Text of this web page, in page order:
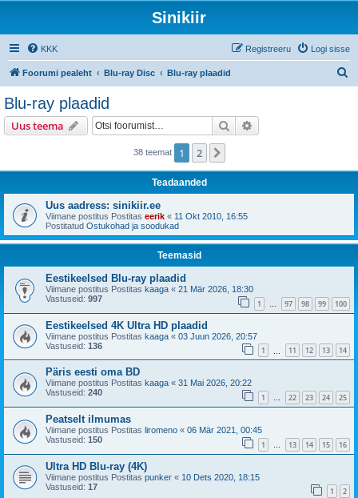
Sinikiir
KKK Logi sisse
Registreeru
Foorumi pealeht Blu-ray Disc Blu-ray plaadid
Blu-ray plaadid
Uus teema Otsi
38 teemat 1 2
Teadaanded
Uus aadress: sinikiir.ee
Viimane postitus Postitas eerik « 11 Okt 2010, 16:55
Postitatud Ostukohad ja soodukad
Teemasid
Eestikeelsed Blu-ray plaadid
Viimane postitus Postitas kaaga « 21 Mär 2026, 18:30
Vastuseid: 997 1 … 97 98 99 100
Eestikeelsed 4K Ultra HD plaadid
Viimane postitus Postitas kaaga « 03 Juun 2026, 20:57
Vastuseid: 136 1 11 12 13 14
Päris eesti oma BD
Viimane postitus Postitas kaaga « 31 Mai 2026, 20:22
Vastuseid: 240 1 … 22 23 24 25
Peatselt ilmumas
Viimane postitus Postitas liromeno « 06 Mär 2021, 00:45
Vastuseid: 150 1 … 13 14 15 16
Ultra HD Blu-ray (4K)
Viimane postitus Postitas punker « 10 Dets 2020, 18:15
Vastuseid: 17 1 2